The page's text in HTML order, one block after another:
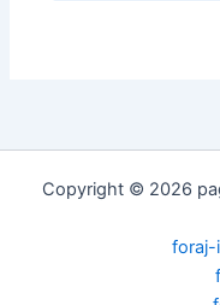
Copyright © 2026
foraj-